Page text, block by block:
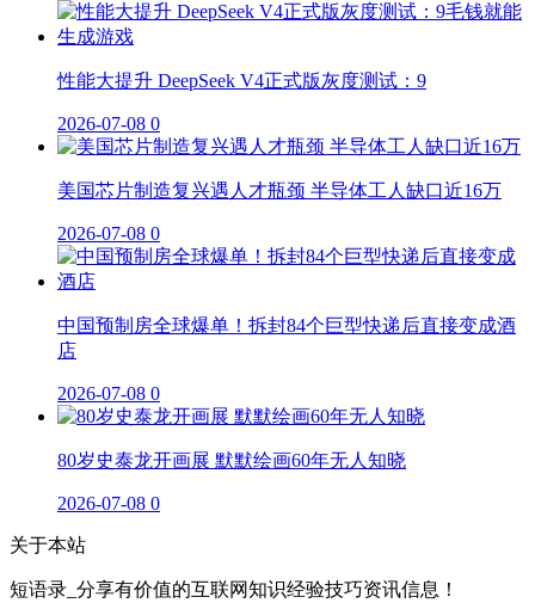
性能大提升 DeepSeek V4正式版灰度测试：9
2026-07-08 0
美国芯片制造复兴遇人才瓶颈 半导体工人缺口近16万
2026-07-08 0
中国预制房全球爆单！拆封84个巨型快递后直接变成酒
店
2026-07-08 0
80岁史泰龙开画展 默默绘画60年无人知晓
2026-07-08 0
关于本站
短语录_分享有价值的互联网知识经验技巧资讯信息！